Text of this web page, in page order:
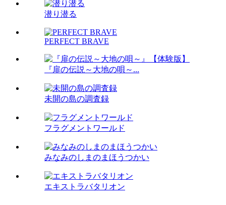
潜り潜る
PERFECT BRAVE
『扉の伝説～大地の唄～...
未開の島の調査録
フラグメントワールド
みなみのしまのまほうつかい
エキストラバタリオン